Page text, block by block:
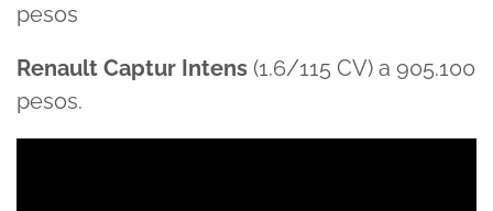
pesos
Renault Captur Intens (1.6/115 CV) a 905.100
pesos.